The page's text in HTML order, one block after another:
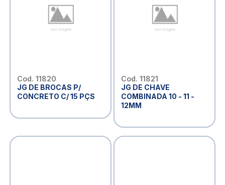
Cod. 11820
JG DE BROCAS P/
CONCRETO C/ 15 PÇS
Cod. 11821
JG DE CHAVE
COMBINADA 10 - 11 -
12MM